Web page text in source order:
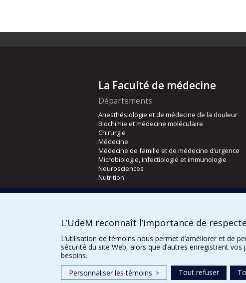
La Faculté de médecine
Départements
Anesthésiologie et de médecine de la douleur
Biochimie et médecine moléculaire
Chirurgie
Médecine
Médecine de famille et de médecine d’urgence
Microbiologie, infectiologie et immunologie
Neurosciences
Nutrition
Orthophonie et audiologie
L’UdeM reconnaît l’importance de
L’utilisation de témoins nous permet d’améliorer et de
sécurité du site Web, alors que d’autres enregistrent
besoins.
Personnaliser les témoins > Tout refuser